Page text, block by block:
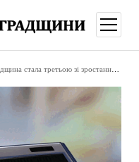
меню
стала третьою зі зростання цін на оренду житла